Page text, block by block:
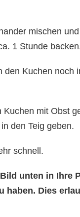
mischen
1 Stunde
den Kuchen noch
Kuchen mit Obst
den Teig geben.
schnell.
unten in Ihre
haben. Dies